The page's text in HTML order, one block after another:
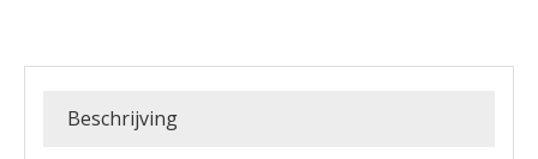
Beschrijving